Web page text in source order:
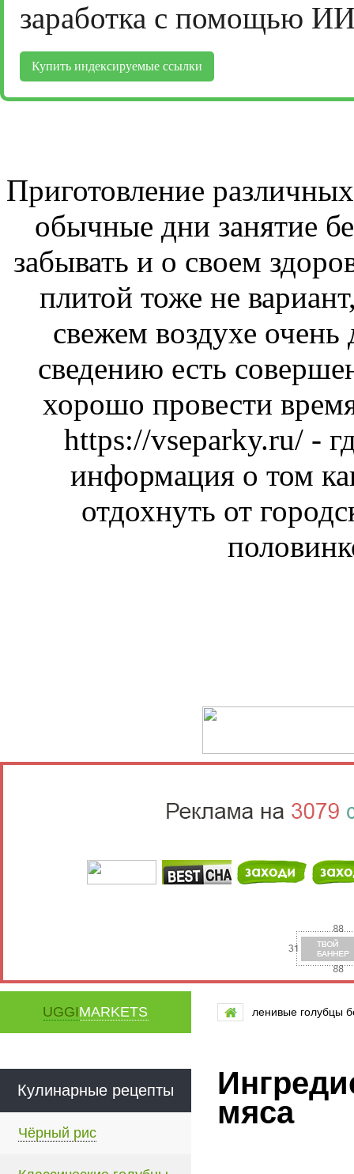
заработка с помощью
Купить индексируемые ссылки
Приготовление
обычные дни занятие
забывать и о своем
плитой тоже не
свежем воздухе
сведению есть
хорошо провести
https://vseparky.ru/ -
информация о том
отдохнуть от
UGGIMARKETS ленивые голубцы
Кулинарные рецепты
Чёрный рис
мяса